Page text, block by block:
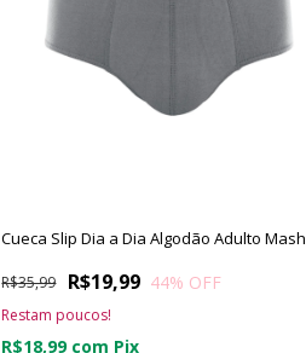
Cueca Slip Dia a Dia Algodão Adulto Mash
R$19,99
R$35,99 44% OFF
R$18,99 com Pix
Restam poucos!